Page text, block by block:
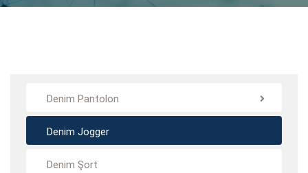
Denim Pantolon
Denim Jogger
Denim Şort